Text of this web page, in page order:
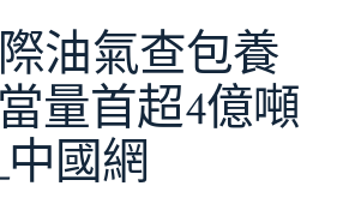
油氣查包養
量首超4億噸
中國網